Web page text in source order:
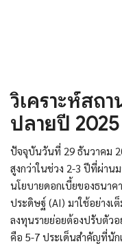
วิเคราะห์สถ
ปลายปี 2025
ปัจจุบันวันที่ 29 ธันวาคม
สูงกว่าในช่วง 2-3 ปีที่ผ่าน
นโยบายดอกเบี้ยของธนาค
ประดิษฐ์ (AI) มาใช้อย่าง
ลงทุนรายย่อยต้องปรับตัว
คือ 5-7 ประเด็นสำคัญที่นัก